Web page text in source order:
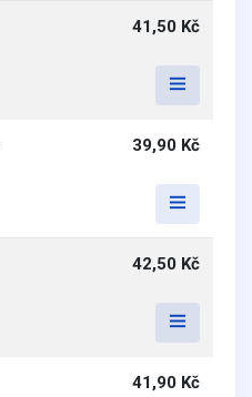
41,50 Kč
39,90 Kč
42,50 Kč
41,90 Kč